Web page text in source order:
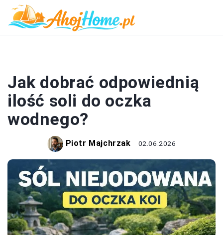
Jak dobrać odpowiednią
ilość soli do oczka
wodnego?
Piotr Majchrzak 02.06.2026